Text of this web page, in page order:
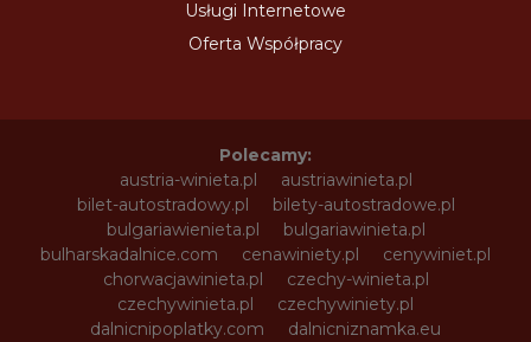
Usługi Internetowe
Oferta Współpracy
Polecamy:
austria-winieta.pl
austriawinieta.pl
bilet-autostradowy.pl
bilety-autostradowe.pl
bulgariawienieta.pl
bulgariawinieta.pl
bulharskadalnice.com
cenawiniety.pl
cenywiniet.pl
chorwacjawinieta.pl
czechy-winieta.pl
czechywinieta.pl
czechywiniety.pl
dalnicnipoplatky.com
dalnicniznamka.eu